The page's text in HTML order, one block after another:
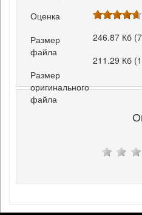
Оценка
Размер
файла
246.87 Кб
Размер
оригинального
файла
211.29 Кб